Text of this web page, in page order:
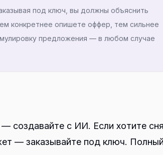
под ключ, вы должны объяснить
конкретнее опишете оффер, тем сильнее
предложения — в любом случае
создавайте с ИИ. Если хотите
— заказывайте под ключ.